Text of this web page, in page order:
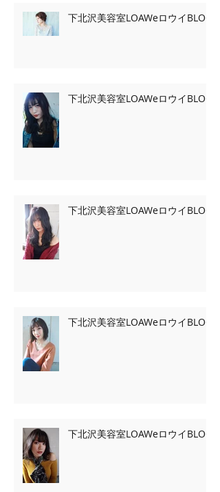
下北沢美容室LOAWeロウイBLOG
下北沢美容室LOAWeロウイBLOG
下北沢美容室LOAWeロウイBLOG
下北沢美容室LOAWeロウイBLOG
下北沢美容室LOAWeロウイBLOG